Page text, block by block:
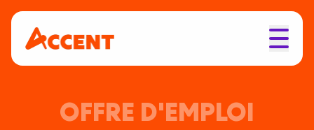
OFFRE D'EMPLOI